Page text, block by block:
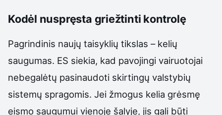
Kodėl nuspręsta griežtinti kontrolę
Pagrindinis naujų taisyklių tikslas – kelių
saugumas. ES siekia, kad pavojingi vairuotojai
nebegalėtų pasinaudoti skirtingų valstybių
sistemų spragomis. Jei žmogus kelia grėsmę
eismo saugumui vienoje šalyje, jis gali būti